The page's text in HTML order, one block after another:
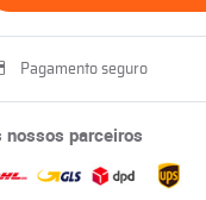
Pagamento seguro
nossos parceiros